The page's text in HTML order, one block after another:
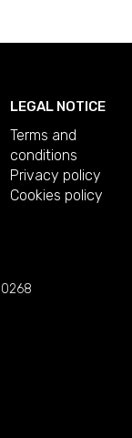
LEGAL NOTICE
Terms and
conditions
Privacy policy
Cookies policy